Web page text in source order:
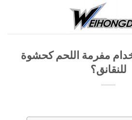
مفرمة اللحم كحشوة
للنقانق؟